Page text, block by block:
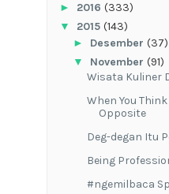
► 2016 (333)
▼ 2015 (143)
► Desember (37)
▼ November (91)
Wisata Kuliner
When You
Opposite
Deg-degan Itu
Being
#ngemilbaca